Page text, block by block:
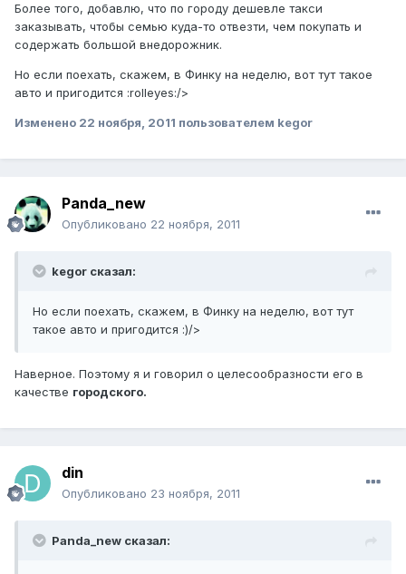
Более того, добавлю, что по городу дешевле такси
заказывать, чтобы семью куда-то отвезти, чем покупать и
содержать большой внедорожник.
Но если поехать, скажем, в Финку на неделю, вот тут такое
авто и пригодится :rolleyes:/>
Изменено 22 ноября, 2011 пользователем kegor
Panda_new
Опубликовано 22 ноября, 2011
kegor сказал:
Но если поехать, скажем, в Финку на неделю, вот тут
такое авто и пригодится :)/>
Наверное. Поэтому я и говорил о целесообразности его в
качестве городского.
din
Опубликовано 23 ноября, 2011
Panda_new сказал: